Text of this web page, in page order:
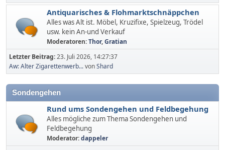
Antiquarisches & Flohmarktschnäppchen
Alles was Alt ist. Möbel, Kruzifixe, Spielzeug, Trödel
usw. kein An-und Verkauf
Moderatoren:Thor,Gratian
Letzter Beitrag:23. Juli 2026, 14:27:37
Aw: Alter Zigarettenwerb...vonShard
Sondengehen
Rund ums Sondengehen und Feldbegehung
Alles mögliche zum Thema Sondengehen und
Feldbegehung
Moderator:dappeler